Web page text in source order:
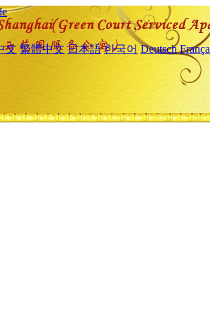
文 繁體中文 日本語 한국어 Deutsch